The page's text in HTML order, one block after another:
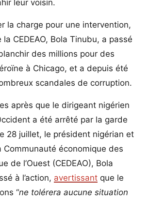
leur voisin.
la charge pour une intervention,
CEDEAO, Bola Tinubu, a passé
des millions pour des
à Chicago, et a depuis été
scandales de corruption.
après que le dirigeant nigérien
a été arrêté par la garde
28 juillet, le président nigérian et
Communauté économique des
de l’Ouest (CEDEAO), Bola
à l’action, avertissant que le
“ne tolérera aucune situation